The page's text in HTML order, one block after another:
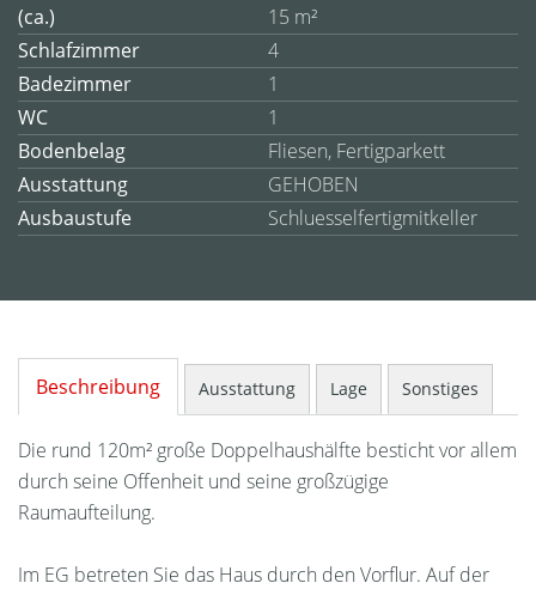
(ca.)
15 m²
Schlafzimmer
4
Badezimmer
1
WC
1
Bodenbelag
Fliesen, Fertigparkett
Ausstattung
GEHOBEN
Ausbaustufe
Schluesselfertigmitkeller
Beschreibung Ausstattung Lage Sonstiges
Die rund 120m² große Doppelhaushälfte besticht vor allem
durch seine Offenheit und seine großzügige
Raumaufteilung.
Im EG betreten Sie das Haus durch den Vorflur. Auf der